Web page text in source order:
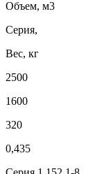
Объем, м3
Серия,
Вес, кг
2500
1600
320
0,435